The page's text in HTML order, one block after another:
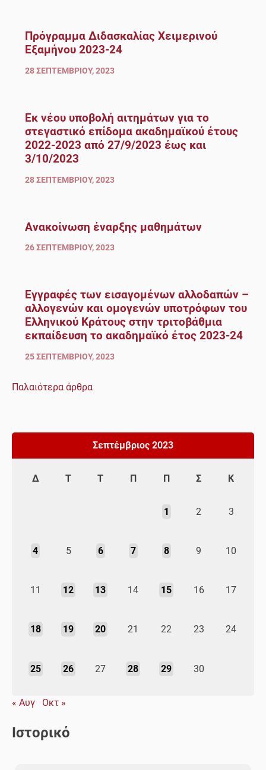
Πρόγραμμα Διδασκαλίας Χειμερινού
Εξαμήνου 2023-24
28 ΣΕΠΤΕΜΒΡΊΟΥ, 2023
Εκ νέου υποβολή αιτημάτων για το
στεγαστικό επίδομα ακαδημαϊκού έτους
2022-2023 από 27/9/2023 έως και
3/10/2023
28 ΣΕΠΤΕΜΒΡΊΟΥ, 2023
Ανακοίνωση έναρξης μαθημάτων
26 ΣΕΠΤΕΜΒΡΊΟΥ, 2023
Εγγραφές των εισαγομένων αλλοδαπών –
αλλογενών και ομογενών υποτρόφων του
Ελληνικού Κράτους στην τριτοβάθμια
εκπαίδευση το ακαδημαϊκό έτος 2023-24
25 ΣΕΠΤΕΜΒΡΊΟΥ, 2023
Πλοήγηση
Παλαιότερα άρθρα
Σεπτέμβριος 2023
Δ Τ Τ Π Π Σ Κ
1 2 3
4 5 6 7 8 9 10
11 12 13 14 15 16 17
18 19 20 21 22 23 24
25 26 27 28 29 30
« Αυγ Οκτ »
Ιστορικό